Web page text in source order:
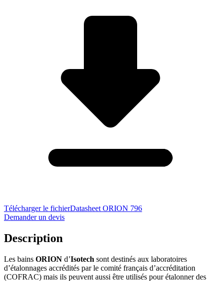
Télécharger le fichierDatasheet ORION 796
Demander un devis
Description
Les bains ORION d’Isotech sont destinés aux laboratoires
d’étalonnages accrédités par le comité français d’accréditation
(COFRAC) mais ils peuvent aussi être utilisés pour étalonner des